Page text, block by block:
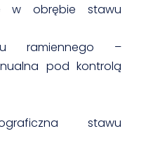
w obrębie stawu
ramiennego –
pod kontrolą
stawu